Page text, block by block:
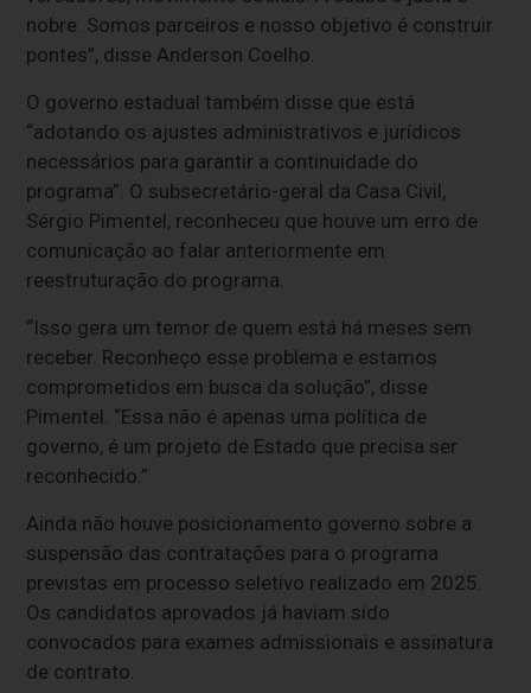
nobre. Somos parceiros e nosso objetivo é construir
pontes”, disse Anderson Coelho.
O governo estadual também disse que está
“adotando os ajustes administrativos e jurídicos
necessários para garantir a continuidade do
programa”. O subsecretário-geral da Casa Civil,
Sérgio Pimentel, reconheceu que houve um erro de
comunicação ao falar anteriormente em
reestruturação do programa.
“Isso gera um temor de quem está há meses sem
receber. Reconheço esse problema e estamos
comprometidos em busca da solução”, disse
Pimentel. “Essa não é apenas uma política de
governo, é um projeto de Estado que precisa ser
reconhecido.”
Ainda não houve posicionamento governo sobre a
suspensão das contratações para o programa
previstas em processo seletivo realizado em 2025.
Os candidatos aprovados já haviam sido
convocados para exames admissionais e assinatura
de contrato.